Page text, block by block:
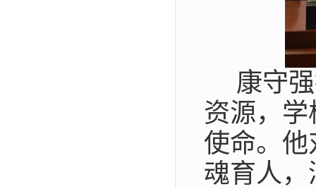
康守
资源，
使命。
魂育人